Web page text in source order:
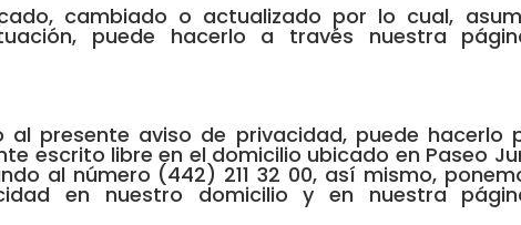
cambiado o actualizado por lo cual,
puede hacerlo a través nuestra
presente aviso de privacidad, puede hacerlo
escrito libre en el domicilio ubicado en Paseo
al número (442) 211 32 00, así mismo,
en nuestro domicilio y en nuestra